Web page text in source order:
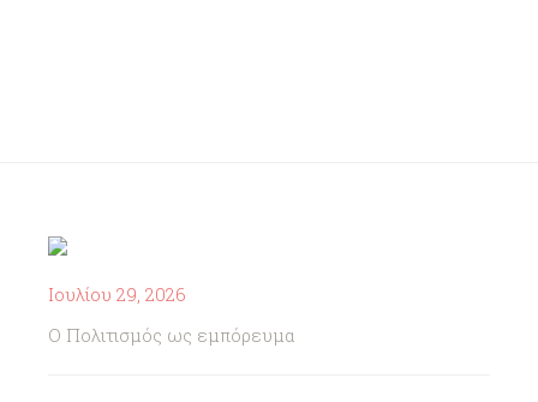
Ιουλίου 29, 2026
Ο Πολιτισμός ως εμπόρευμα